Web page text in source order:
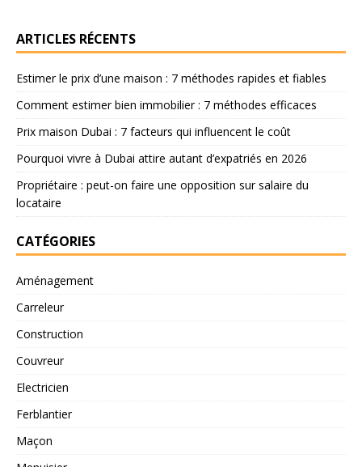
ARTICLES RÉCENTS
Estimer le prix d’une maison : 7 méthodes rapides et fiables
Comment estimer bien immobilier : 7 méthodes efficaces
Prix maison Dubai : 7 facteurs qui influencent le coût
Pourquoi vivre à Dubai attire autant d’expatriés en 2026
Propriétaire : peut-on faire une opposition sur salaire du
locataire
CATÉGORIES
Aménagement
Carreleur
Construction
Couvreur
Electricien
Ferblantier
Maçon